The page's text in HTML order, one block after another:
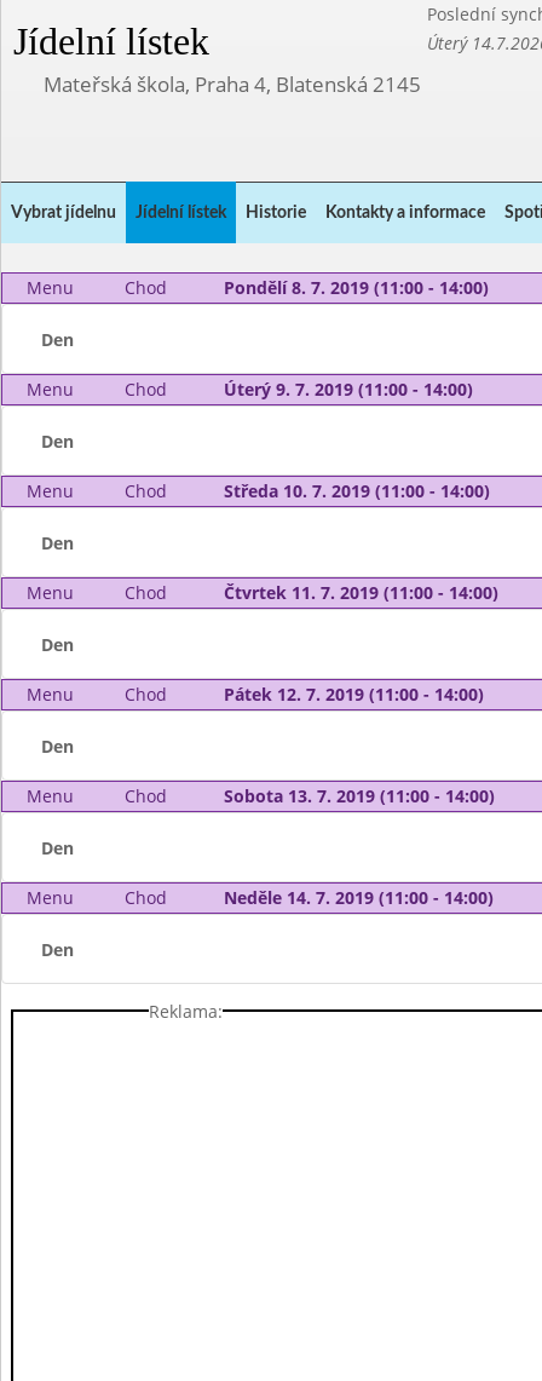
Jídelní lístek
Poslední
Úterý
Mateřská škola, Praha 4, Blatenská 2145
Vybrat jídelnu Jídelní lístek Historie Kontakty a informace
Menu Chod Pondělí 8. 7. 2019 (11:00 - 14:00)
Den
Menu Chod Úterý 9. 7. 2019 (11:00 - 14:00)
Den
Menu Chod Středa 10. 7. 2019 (11:00 - 14:00)
Den
Menu Chod Čtvrtek 11. 7. 2019 (11:00 - 14:00)
Den
Menu Chod Pátek 12. 7. 2019 (11:00 - 14:00)
Den
Menu Chod Sobota 13. 7. 2019 (11:00 - 14:00)
Den
Menu Chod Neděle 14. 7. 2019 (11:00 - 14:00)
Den
Reklama: